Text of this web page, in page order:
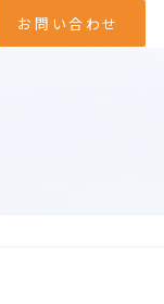
お問い合わせ